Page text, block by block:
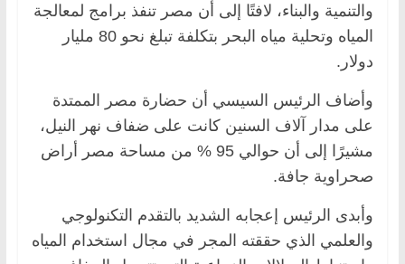
والتنمية والبناء، لافتًا إلى أن مصر تنفذ برامج لمعالجة
المياه وتحلية مياه البحر بتكلفة تبلغ نحو 80 مليار
دولار.
وأضاف الرئيس السيسي أن حضارة مصر الممتدة
على مدار آلاف السنين كانت على ضفاف نهر النيل،
مشيرًا إلى أن حوالي 95 % من مساحة مصر أراض
صحراوية جافة.
وأبدى الرئيس إعجابه الشديد بالتقدم التكنولوجي
والعلمي الذي حققته المجر في مجال استخدام المياه